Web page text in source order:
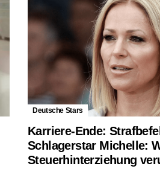
Deutsche Stars
Karriere-Ende:
Schlagerstar Michelle:
Steuerhinterziehung